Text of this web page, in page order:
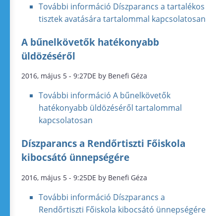
További információ Díszparancs a tartalékos
tisztek avatására tartalommal kapcsolatosan
A bűnelkövetők hatékonyabb
üldözéséről
2016, május 5 - 9:27DE by Benefi Géza
További információ A bűnelkövetők
hatékonyabb üldözéséről tartalommal
kapcsolatosan
Díszparancs a Rendőrtiszti Főiskola
kibocsátó ünnepségére
2016, május 5 - 9:25DE by Benefi Géza
További információ Díszparancs a
Rendőrtiszti Főiskola kibocsátó ünnepségére